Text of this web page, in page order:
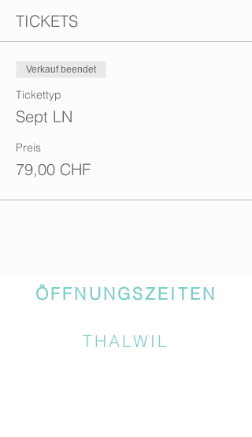
TICKETS
Verkauf beendet
Tickettyp
Sept LN
Preis
79,00 CHF
ÖFFNUNGSZEITEN
THALWIL